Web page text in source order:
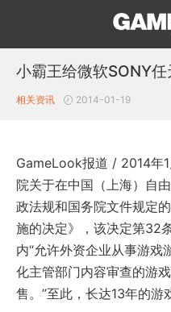
小霸王给微软SONY
相关资讯 2014-01-19
GameLook报道 / 2014年
院关于在中国（上海）自
政法规和国务院文件规定
施的决定》，该决定第32
内“允许外资企业从事游戏
化主管部门内容审查的游
售。”至此，长达13年的游